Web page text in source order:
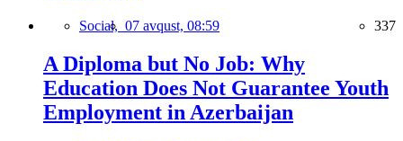
Social, 07 avqust, 08:59 337
A Diploma but No Job: Why
Education Does Not Guarantee Youth
Employment in Azerbaijan